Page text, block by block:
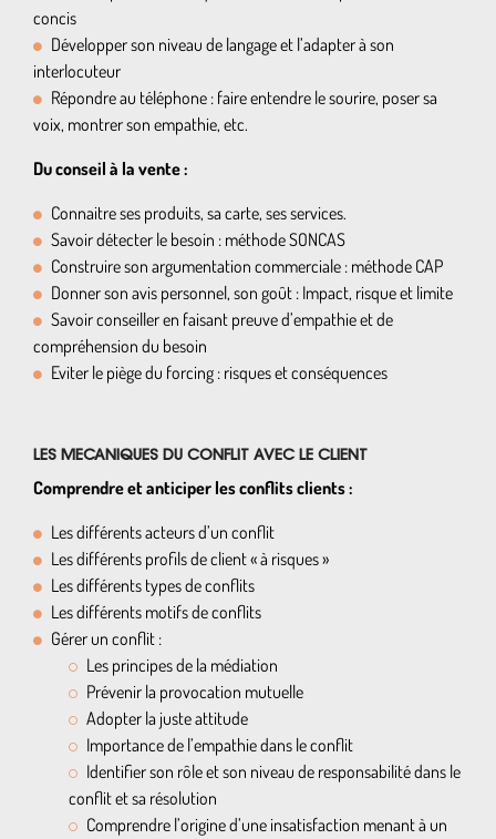
concis
Développer son niveau de langage et l’adapter à son
interlocuteur
Répondre au téléphone : faire entendre le sourire, poser sa
voix, montrer son empathie, etc.
Du conseil à la vente :
Connaitre ses produits, sa carte, ses services.
Savoir détecter le besoin : méthode SONCAS
Construire son argumentation commerciale : méthode CAP
Donner son avis personnel, son goût : Impact, risque et limite
Savoir conseiller en faisant preuve d’empathie et de
compréhension du besoin
Eviter le piège du forcing : risques et conséquences
LES MECANIQUES DU CONFLIT AVEC LE CLIENT
Comprendre et anticiper les conflits clients :
Les différents acteurs d’un conflit
Les différents profils de client « à risques »
Les différents types de conflits
Les différents motifs de conflits
Gérer un conflit :
Les principes de la médiation
Prévenir la provocation mutuelle
Adopter la juste attitude
Importance de l’empathie dans le conflit
Identifier son rôle et son niveau de responsabilité dans le
conflit et sa résolution
Comprendre l’origine d’une insatisfaction menant à un